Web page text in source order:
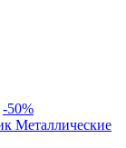
-50%